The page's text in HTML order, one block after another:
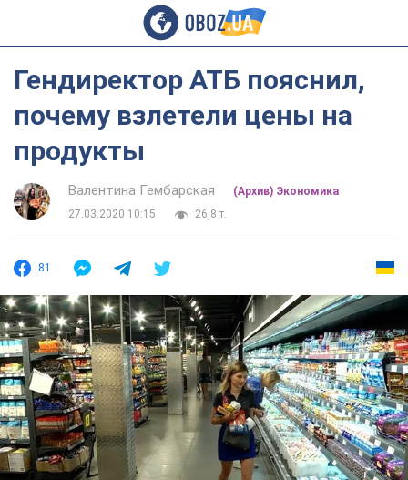
Гендиректор АТБ пояснил,
почему взлетели цены на
продукты
Валентина Гембарская
(Архив) Экономика
27.03.2020 10:15
26,8 т.
81